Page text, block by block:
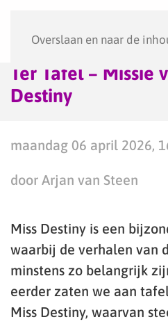
Overslaan en naar de
Ter Tafel – Missie
Destiny
maandag 06 april 2026,
door Arjan van Steen
Miss Destiny is een
waarbij de verhalen van
minstens zo belangrijk
eerder zaten we aan
Miss Destiny, waarvan